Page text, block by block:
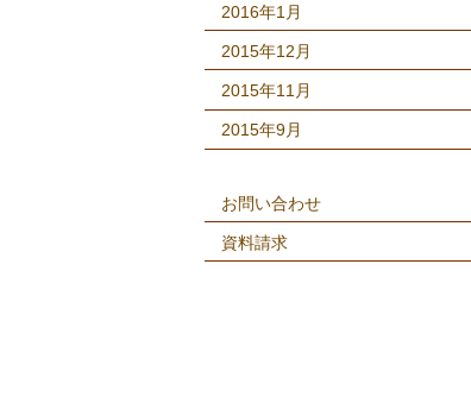
2016年1月
2015年12月
2015年11月
2015年9月
お問い合わせ
資料請求